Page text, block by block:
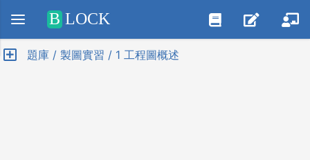
Positive SSL
B LOCK
題庫 / 製圖實習 / 1 工程圖概述